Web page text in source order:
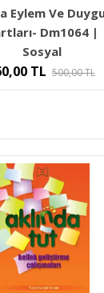
Gerçek
300,00TL